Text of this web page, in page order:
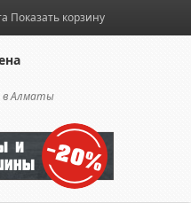
Показать корзину
в Алматы